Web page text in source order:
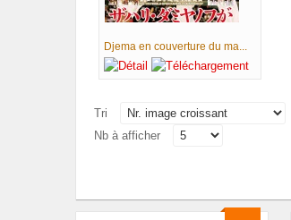
Djema en couverture du ma...
Tri
Nb à afficher